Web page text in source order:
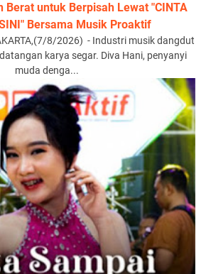
Berat untuk Berpisah Lewat "CINTA
Bersama Musik Proaktif
8/2026) - Industri musik dangdut
karya segar. Diva Hani, penyanyi
muda denga...